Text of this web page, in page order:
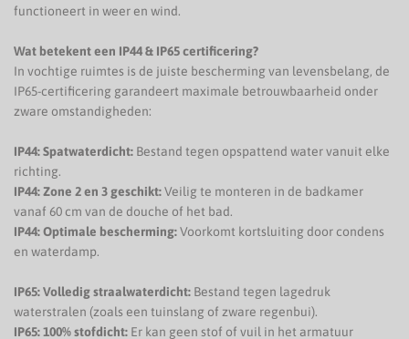
functioneert in weer en wind.
Wat betekent een IP44 & IP65 certificering?
In vochtige ruimtes is de juiste bescherming van levensbelang, de
IP65-certificering garandeert maximale betrouwbaarheid onder
zware omstandigheden:
IP44: Spatwaterdicht: Bestand tegen opspattend water vanuit elke
richting.
IP44: Zone 2 en 3 geschikt:Veilig te monteren in de badkamer
vanaf 60 cm van de douche of het bad.
IP44: Optimale bescherming:Voorkomt kortsluiting door condens
en waterdamp.
IP65: Volledig straalwaterdicht: Bestand tegen lagedruk
waterstralen (zoals een tuinslang of zware regenbui).
IP65: 100% stofdicht: Er kan geen stof of vuil in het armatuur